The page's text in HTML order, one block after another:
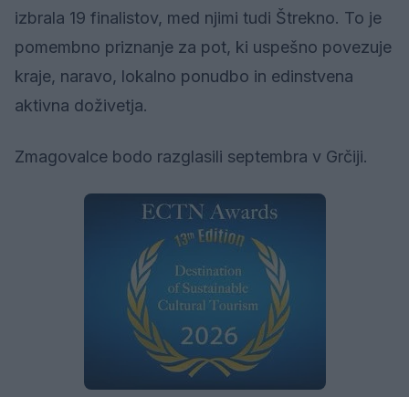
izbrala 19 finalistov, med njimi tudi Štrekno. To je
pomembno priznanje za pot, ki uspešno povezuje
kraje, naravo, lokalno ponudbo in edinstvena
aktivna doživetja.
Zmagovalce bodo razglasili septembra v Grčiji.